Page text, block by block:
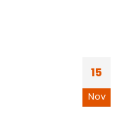
15
Nov